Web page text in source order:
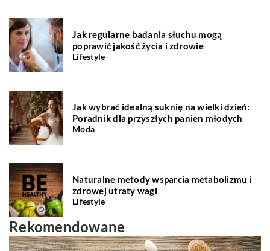
Jak regularne badania słuchu mogą
poprawić jakość życia i zdrowie
Lifestyle
Jak wybrać idealną suknię na wielki dzień:
Poradnik dla przyszłych panien młodych
Moda
Naturalne metody wsparcia metabolizmu i
zdrowej utraty wagi
Lifestyle
Rekomendowane